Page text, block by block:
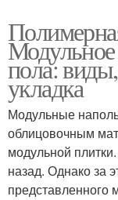
пола:
укладка
Модульные
облицовочным
модульной
назад. Однако за
представленного